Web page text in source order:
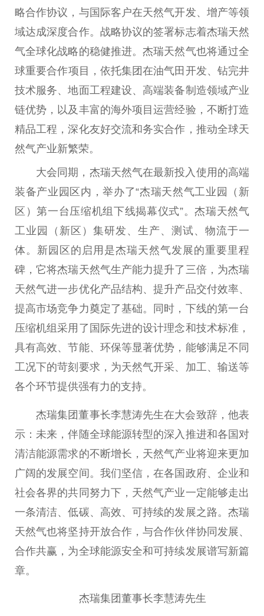
略合作协议，与国际客户在天然气开发、增产等领
域达成深度合作。战略协议的签署标志着杰瑞天然
气全球化战略的稳健推进。杰瑞天然气也将通过全
球重要合作项目，依托集团在油气田开发、钻完井
技术服务、地面工程建设、高端装备制造领域产业
链优势，以及丰富的海外项目运营经验，不断打造
精品工程，深化友好交流和务实合作，推动全球天
然气产业新繁荣。
大会同期，杰瑞天然气在最新投入使用的高端
装备产业园区内，举办了“杰瑞天然气工业园（新
区）第一台压缩机组下线揭幕仪式”。杰瑞天然气
工业园（新区）集研发、生产、测试、物流于一
体。新园区的启用是杰瑞天然气发展的重要里程
碑，它将杰瑞天然气生产能力提升了三倍，为杰瑞
天然气进一步优化产品结构、提升产品交付效率、
提高市场竞争力奠定了基础。同时，下线的第一台
压缩机组采用了国际先进的设计理念和技术标准，
具有高效、节能、环保等显著优势，能够满足不同
工况下的苛刻要求，为天然气开采、加工、输送等
各个环节提供强有力的支持。
杰瑞集团董事长李慧涛先生在大会致辞，他表
示：未来，伴随全球能源转型的深入推进和各国对
清洁能源需求的不断增长，天然气产业将迎来更加
广阔的发展空间。我们坚信，在各国 政府、企业和
社会各界的共同努力下，天然气产业一定能够走出
一条清洁、低碳、高效、可持续的发展之路。杰瑞
天然气也将坚持开放合作，与合作伙伴协同发展、
合作共赢，为全球能源安全和可持续发展谱写新篇
章。
杰瑞集团董事长李慧涛先生